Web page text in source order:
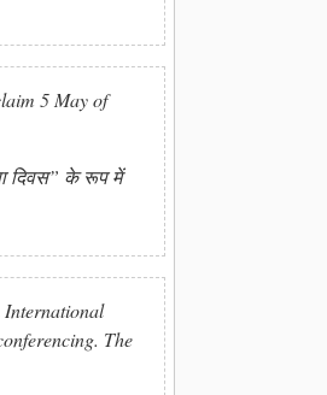
5 May of
दिवस” के रूप में
International
The